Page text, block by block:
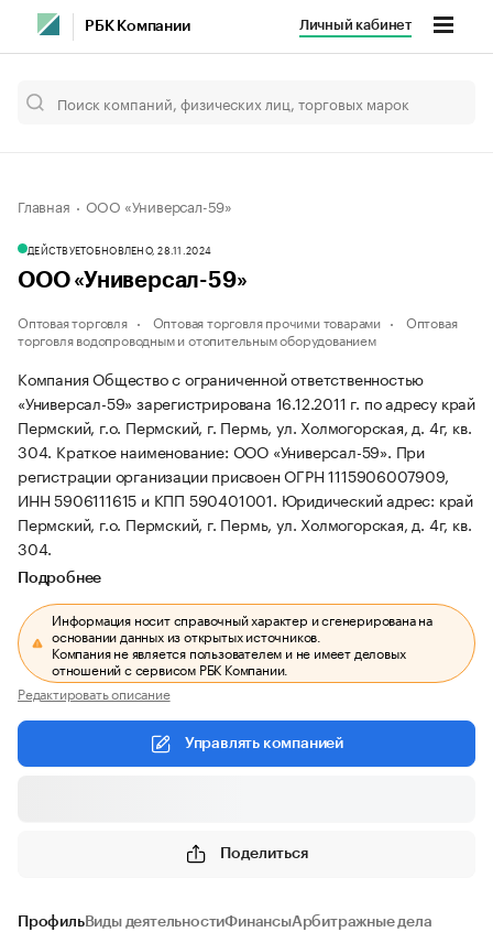
РБК Компании Личный кабинет
Главная ООО «Универсал-59»
ДЕЙСТВУЕТОБНОВЛЕНО, 28.11.2024
ООО «Универсал-59»
Оптовая торговля Оптовая торговля прочими товарами
Оптовая
торговля водопроводным и отопительным оборудованием
Компания Общество с ограниченной ответственностью
«Универсал-59» зарегистрирована 16.12.2011 г. по адресу край
Пермский, г.о. Пермский, г. Пермь, ул. Холмогорская, д. 4г, кв.
304. Краткое наименование: ООО «Универсал-59». При
регистрации организации присвоен ОГРН 1115906007909,
ИНН 5906111615 и КПП 590401001. Юридический адрес: край
Пермский, г.о. Пермский, г. Пермь, ул. Холмогорская, д. 4г, кв.
304.
Подробнее
Информация носит справочный характер и сгенерирована на
основании данных из открытых источников.
Компания не является пользователем и не имеет деловых
отношений с сервисом РБК Компании.
Редактировать описание
Управлять компанией
Поделиться
ПрофильВиды деятельностиФинансыАрбитражные дела